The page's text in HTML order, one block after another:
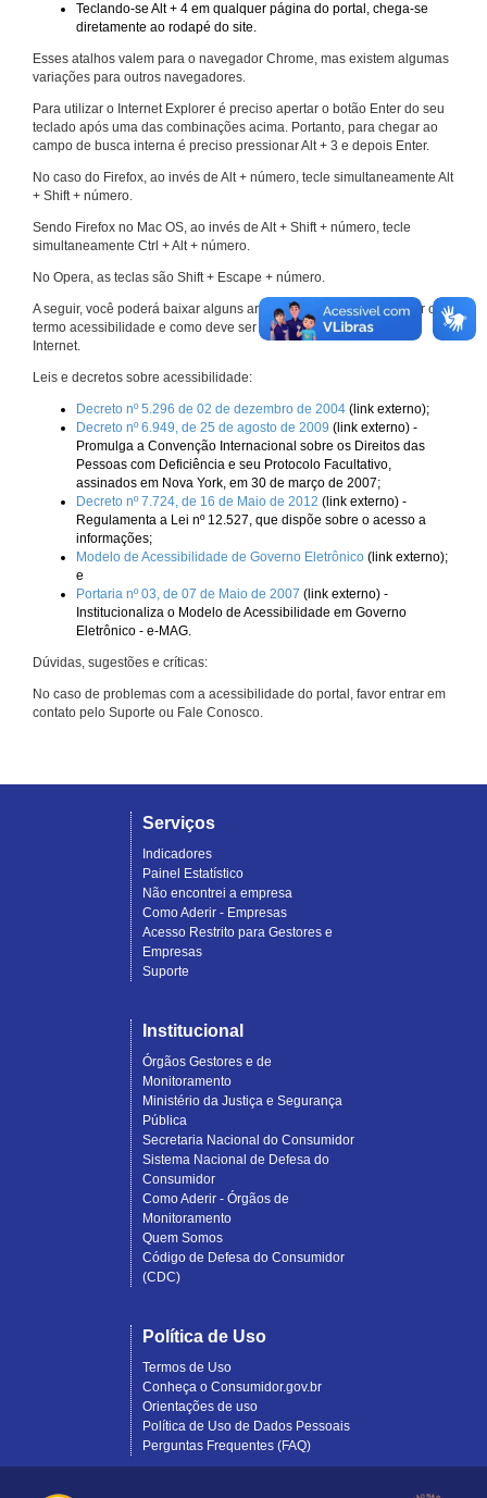
Teclando-se Alt + 4 em qualquer página do portal, chega-se
diretamente ao rodapé do site.
Esses atalhos valem para o navegador Chrome, mas existem algumas
variações para outros navegadores.
Para utilizar o Internet Explorer é preciso apertar o botão Enter do seu
teclado após uma das combinações acima. Portanto, para chegar ao
campo de busca interna é preciso pressionar Alt + 3 e depois Enter.
No caso do Firefox, ao invés de Alt + número, tecle simultaneamente Alt
+ Shift + número.
Sendo Firefox no Mac OS, ao invés de Alt + Shift + número, tecle
simultaneamente Ctrl + Alt + número.
No Opera, as teclas são Shift + Escape + número.
A seguir, você poderá baixar alguns arquivos que explicam melhor o
termo acessibilidade e como deve ser implementado nos sites da
Internet.
Leis e decretos sobre acessibilidade:
Decreto nº 5.296 de 02 de dezembro de 2004 (link externo);
Decreto nº 6.949, de 25 de agosto de 2009 (link externo) -
Promulga a Convenção Internacional sobre os Direitos das
Pessoas com Deficiência e seu Protocolo Facultativo,
assinados em Nova York, em 30 de março de 2007;
Decreto nº 7.724, de 16 de Maio de 2012 (link externo) -
Regulamenta a Lei nº 12.527, que dispõe sobre o acesso a
informações;
Modelo de Acessibilidade de Governo Eletrônico (link externo);
e
Portaria nº 03, de 07 de Maio de 2007 (link externo) -
Institucionaliza o Modelo de Acessibilidade em Governo
Eletrônico - e-MAG.
Dúvidas, sugestões e críticas:
No caso de problemas com a acessibilidade do portal, favor entrar em
contato pelo Suporte ou Fale Conosco.
Serviços
Indicadores
Painel Estatístico
Não encontrei a empresa
Como Aderir - Empresas
Acesso Restrito para Gestores e
Empresas
Suporte
Institucional
Órgãos Gestores e de
Monitoramento
Ministério da Justiça e Segurança
Pública
Secretaria Nacional do Consumidor
Sistema Nacional de Defesa do
Consumidor
Como Aderir - Órgãos de
Monitoramento
Quem Somos
Código de Defesa do Consumidor
(CDC)
Política de Uso
Termos de Uso
Conheça o Consumidor.gov.br
Orientações de uso
Política de Uso de Dados Pessoais
Perguntas Frequentes (FAQ)